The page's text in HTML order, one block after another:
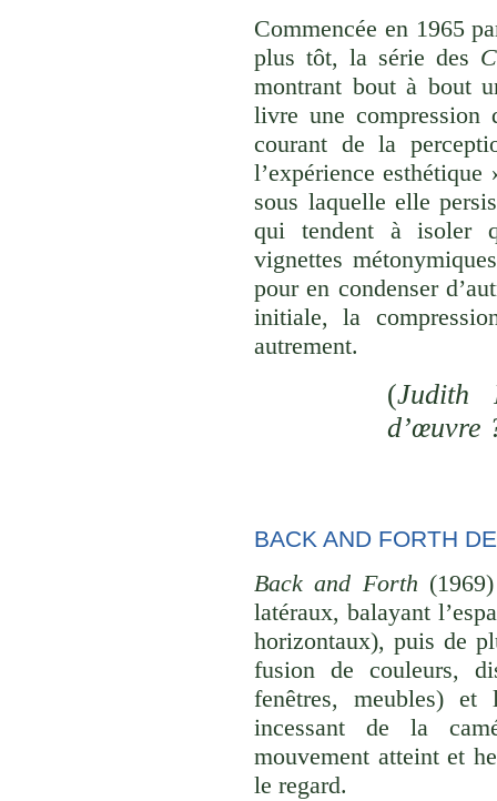
Commencée en 1965
plus tôt, la série des
montrant bout à bout
livre une compression
courant de la
l’expérience
sous laquelle elle
qui tendent à isoler
vignettes
pour en condenser
initiale, la
autrement.
(Judith
d’œuvre
BACK AND FORTH
Back and Forth
latéraux, balayant
horizontaux), puis de
fusion de couleurs,
fenêtres, meubles)
incessant de la
mouvement atteint et
le regard.